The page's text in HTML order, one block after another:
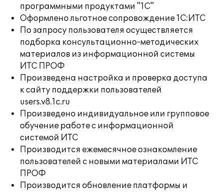
программными продуктами "1С"
Оформлено льготное сопровождение 1С:ИТС
По запросу пользователя осуществляется
подборка консультационно-методических
материалов из информационной системы
ИТС ПРОФ
Произведена настройка и проверка доступа
к сайту поддержки пользователей
users.v8.1c.ru
Произведено индивидуальное или групповое
обучение работе с информационной
системой ИТС
Производится ежемесячное ознакомление
пользователей с новыми материалами ИТС
ПРОФ
Производится обновление платформы и